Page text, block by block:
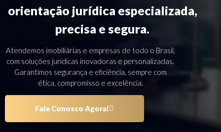
orientação jurídica especializada,
precisa e segura.
Atendemos imobiliárias e empresas de todo o Brasil,
com soluções jurídicas inovadoras e personalizadas.
Garantimos segurança e eficiência, sempre com
ética, compromisso e excelência.
Fale Conosco Agora!